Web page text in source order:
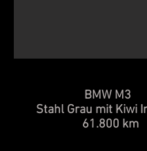
BMW M3
Stahl Grau mit Kiwi
61.800 km